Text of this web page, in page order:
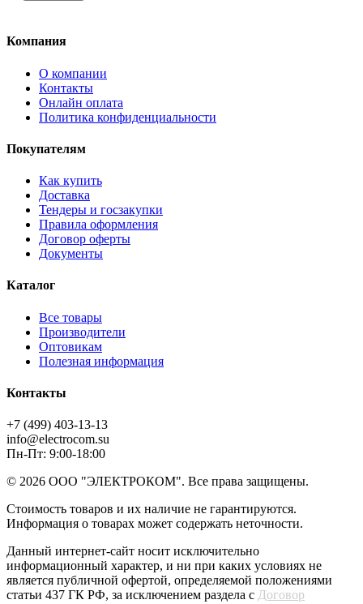
Компания
О компании
Контакты
Онлайн оплата
Политика конфиденциальности
Покупателям
Как купить
Доставка
Тендеры и госзакупки
Правила оформления
Договор оферты
Документы
Каталог
Все товары
Производители
Оптовикам
Полезная информация
Контакты
+7 (499) 403-13-13
info@electrocom.su
Пн-Пт: 9:00-18:00
© 2026 ООО "ЭЛЕКТРОКОМ". Все права защищены.
Стоимость товаров и их наличие не гарантируются.
Информация о товарах может содержать неточности.
Данный интернет-сайт носит исключительно
информационный характер, и ни при каких условиях не
является публичной офертой, определяемой положениями
статьи 437 ГК РФ, за исключением раздела с Договор